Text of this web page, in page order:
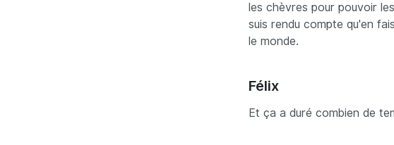
les chèvres pour pouvoir
suis rendu compte qu'en
le monde.
Félix
Et ça a duré combien de